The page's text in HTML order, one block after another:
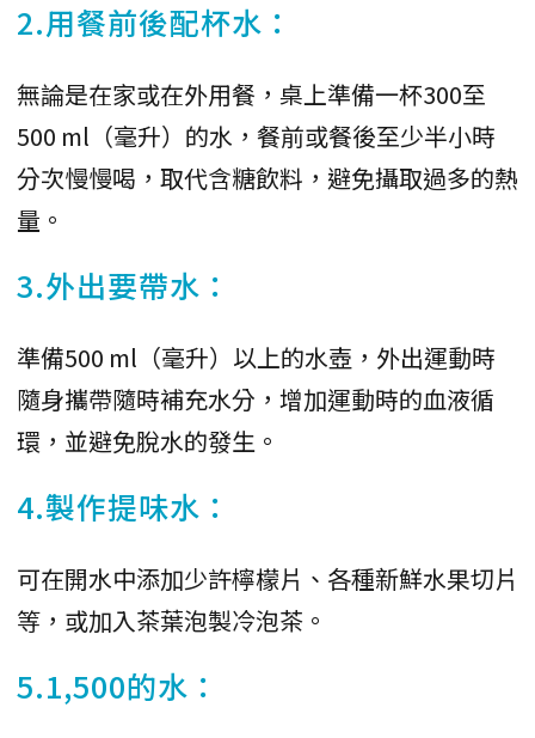
2.用餐前後配杯水：
無論是在家或在外用餐，桌上準備一杯300至
500 ml（毫升）的水，餐前或餐後至少半小時
分次慢慢喝，取代含糖飲料，避免攝取過多的熱
量。
3.外出要帶水：
準備500 ml（毫升）以上的水壺，外出運動時
隨身攜帶隨時補充水分，增加運動時的血液循
環，並避免脫水的發生。
4.製作提味水：
可在開水中添加少許檸檬片、各種新鮮水果切片
等，或加入茶葉泡製冷泡茶。
5.1,500的水：